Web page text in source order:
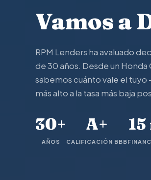
Vamos a
RPM Lenders ha avaluado
de 30 años. Desde un
sabemos cuánto vale el
más alto a la tasa más baja
30+
AÑOS
A+
CALIFICACIÓN BBB